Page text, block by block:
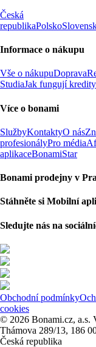
Česká
republikaPolsko
Informace o nákupu
Vše o nákupuDoprava
StudiaJak fungují kredity
Více o bonami
SlužbyKontaktyO nás
profesionályPro média
aplikaceBonamiStar
Bonami prodejny v
Stáhněte si Mobilní
Sledujte nás na
Obchodní podmínky
cookies
© 2026 Bonami.cz, a.s.
Thámova 289/13, 186
Česká republika